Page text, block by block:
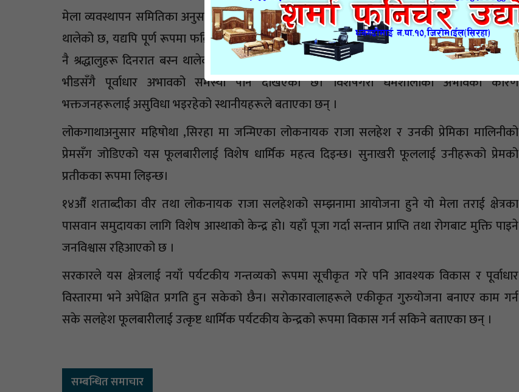
मेला व्यवस्थापन समितिका अनुसार मन्दिरअगाडि रहेको हारमको रुखमा यस वर्ष पनि सुनाखरी फूल फुल्न
थालेको छ, यद्यपि पूर्ण रूपमा फक्रिन भने बाँकी छ। करिब नौ बिघा क्षेत्रफलमा फैलिएको फूलबारीमा अहिले
नै श्रद्धालुहरू दिनरात बस्न थालेका छन्, रुखमुनि पाल टाँगेर बास बस्ने क्रम समेत बढ्दो छ। तर, बढ्दो
भीडसँगै पूर्वाधार अभावको समस्या पनि देखिएको छ। विशेषगरी धर्मशालाको अभावका कारण
भक्तजनहरूलाई असुविधा भइरहेको स्थानीयहरूले बताएका छन् ।
लोकगाथाअनुसार महिषोथा ,सिरहा मा जन्मिएका लोकनायक राजा सलहेश र उनकी प्रेमिका मालिनीको
प्रेमसँग जोडिएको यस फूलबारीलाई विशेष धार्मिक महत्व दिइन्छ। सुनाखरी फूललाई उनीहरूको प्रेमको
प्रतीकका रूपमा लिइन्छ।
१४औँ शताब्दीका वीर तथा लोकनायक राजा सलहेशको सम्झनामा आयोजना हुने यो मेला तराई क्षेत्रका
पासवान समुदायका लागि विशेष आस्थाको केन्द्र हो। यहाँ पूजा गर्दा सन्तान प्राप्ति तथा रोगबाट मुक्ति पाइने
जनविश्वास रहिआएको छ ।
सरकारले यस क्षेत्रलाई नयाँ पर्यटकीय गन्तव्यको रूपमा सूचीकृत गरे पनि आवश्यक विकास र पूर्वाधार
विस्तारमा भने अपेक्षित प्रगति हुन सकेको छैन। सरोकारवालाहरूले एकीकृत गुरुयोजना बनाएर काम गर्न
सके सलहेश फूलबारीलाई उत्कृष्ट धार्मिक पर्यटकीय केन्द्रको रूपमा विकास गर्न सकिने बताएका छन् ।
सम्बन्धित समाचार